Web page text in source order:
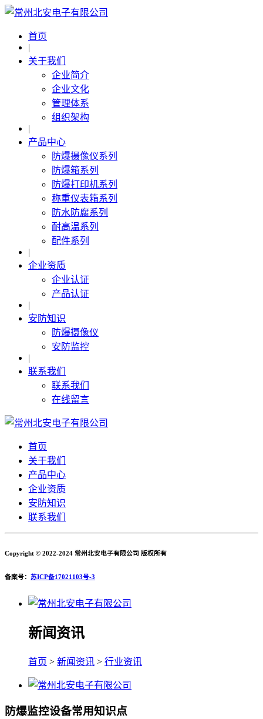
首页
|
关于我们
企业简介
企业文化
管理体系
组织架构
|
产品中心
防爆摄像仪系列
防爆箱系列
防爆打印机系列
称重仪表箱系列
防水防腐系列
耐高温系列
配件系列
|
企业资质
企业认证
产品认证
|
安防知识
防爆摄像仪
安防监控
|
联系我们
联系我们
在线留言
首页
关于我们
产品中心
企业资质
安防知识
联系我们
Copyright © 2022-2024 常州北安电子有限公司 版权所有
备案号： 苏ICP备17021103号-3
新闻资讯
首页 > 新闻资讯 > 行业资讯
防爆监控设备常用知识点